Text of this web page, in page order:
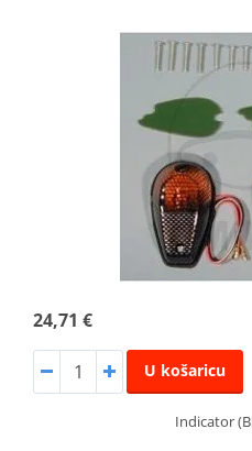
24,71 €
U košaricu
Indicator